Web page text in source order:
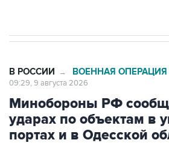
В РОССИИ → ВОЕННАЯ
09:29, 9 августа 2026
Минобороны РФ
ударах по объектам в
портах и в Одесской